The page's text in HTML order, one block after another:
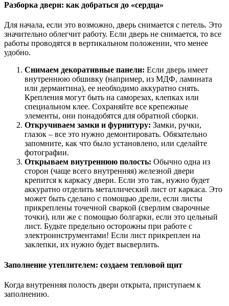
Разборка двери: как добраться до «сердца»
Для начала, если это возможно, дверь снимается с петель. Это
значительно облегчит работу. Если дверь не снимается, то все
работы проводятся в вертикальном положении, что менее
удобно.
Снимаем декоративные панели: Если дверь имеет
внутреннюю обшивку (например, из МДФ, ламината
или дермантина), ее необходимо аккуратно снять.
Крепления могут быть на саморезах, клепках или
специальном клее. Сохраняйте все крепежные
элементы, они понадобятся для обратной сборки.
Откручиваем замки и фурнитуру: Замки, ручки,
глазок – все это нужно демонтировать. Обязательно
запомните, как что было установлено, или сделайте
фотографии.
Открываем внутреннюю полость: Обычно одна из
сторон (чаще всего внутренняя) железной двери
крепится к каркасу двери. Если это так, нужно будет
аккуратно отделить металлический лист от каркаса. Это
может быть сделано с помощью дрели, если листы
прикреплены точечной сваркой (сверлим сварочные
точки), или же с помощью болгарки, если это цельный
лист. Будьте предельно осторожны при работе с
электроинструментами! Если лист прикреплен на
заклепки, их нужно будет высверлить.
Заполнение утеплителем: создаем тепловой щит
Когда внутренняя полость двери открыта, приступаем к
заполнению.